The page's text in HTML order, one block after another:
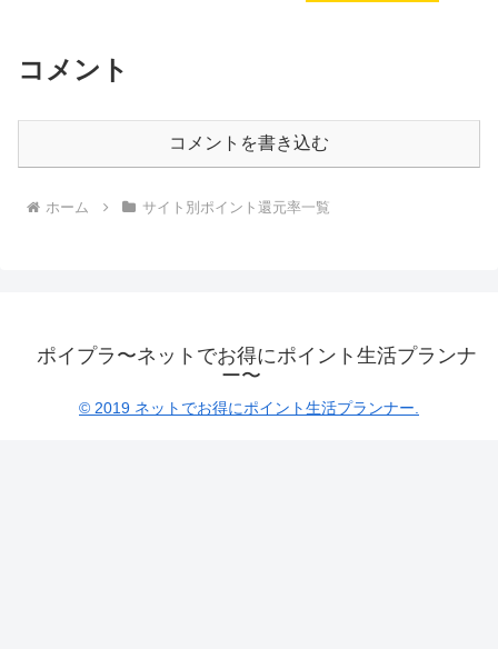
コメント
コメントを書き込む
ホーム サイト別ポイント還元率一覧
ポイプラ〜ネットでお得にポイント生活プランナ
ー〜
© 2019 ネットでお得にポイント生活プランナー.